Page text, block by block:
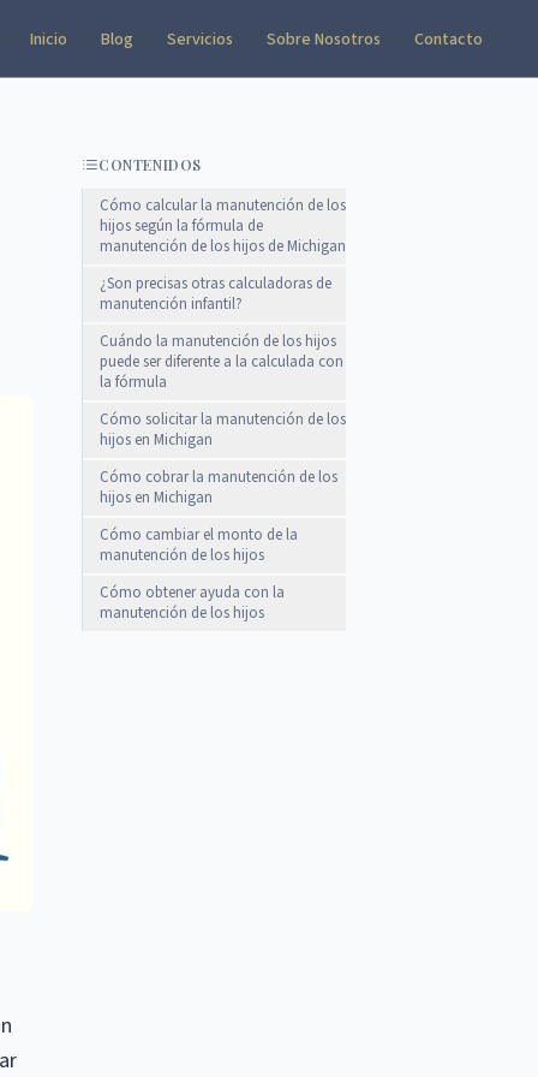
Inicio Blog Servicios Sobre Nosotros Contacto
CONTENIDOS
Cómo calcular la manutención de los
hijos según la fórmula de
manutención de los hijos de Michigan
¿Son precisas otras calculadoras de
manutención infantil?
Cuándo la manutención de los hijos
puede ser diferente a la calculada con
la fórmula
Cómo solicitar la manutención de los
hijos en Michigan
Cómo cobrar la manutención de los
hijos en Michigan
Cómo cambiar el monto de la
manutención de los hijos
Cómo obtener ayuda con la
manutención de los hijos